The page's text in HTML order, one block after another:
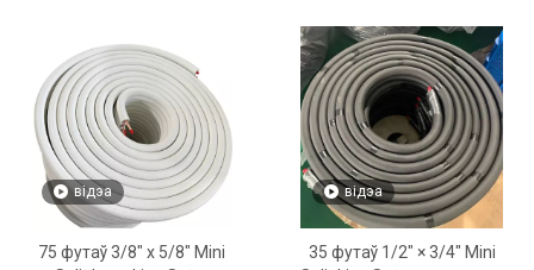
відэа
75 футаў 3/8″ x 5/8″ Mini
відэа
35 футаў 1/2″ × 3/4″ Mini